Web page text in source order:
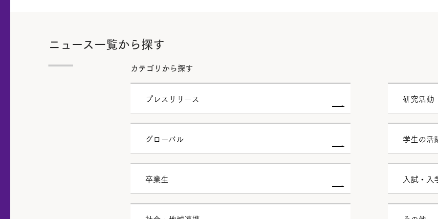
ニュース一覧から探す
カテゴリから探す
プレスリリース 研究活動
グローバル 学生の活
卒業生 入試・入